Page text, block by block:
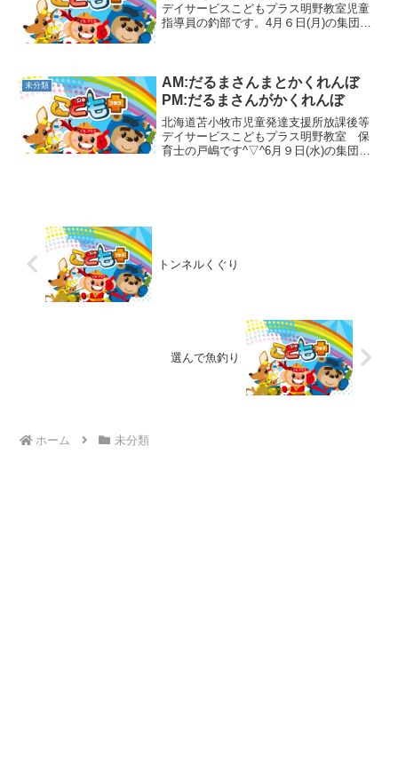
デイサービスこどもプラス明野教室児童
指導員の釣部です。4月６日(月)の集団活
していても、２回目以...
未分類
AM:だるまさんまとかくれんぼ
PM:だるまさんがかくれんぼ
北海道苫小牧市児童発達支援所放課後等
デイサービスこどもプラス明野教室 保
育士の戸嶋です^▽^6月９日(水)の集団活
トンネルくぐり
選んで魚釣り
ホーム 未分類